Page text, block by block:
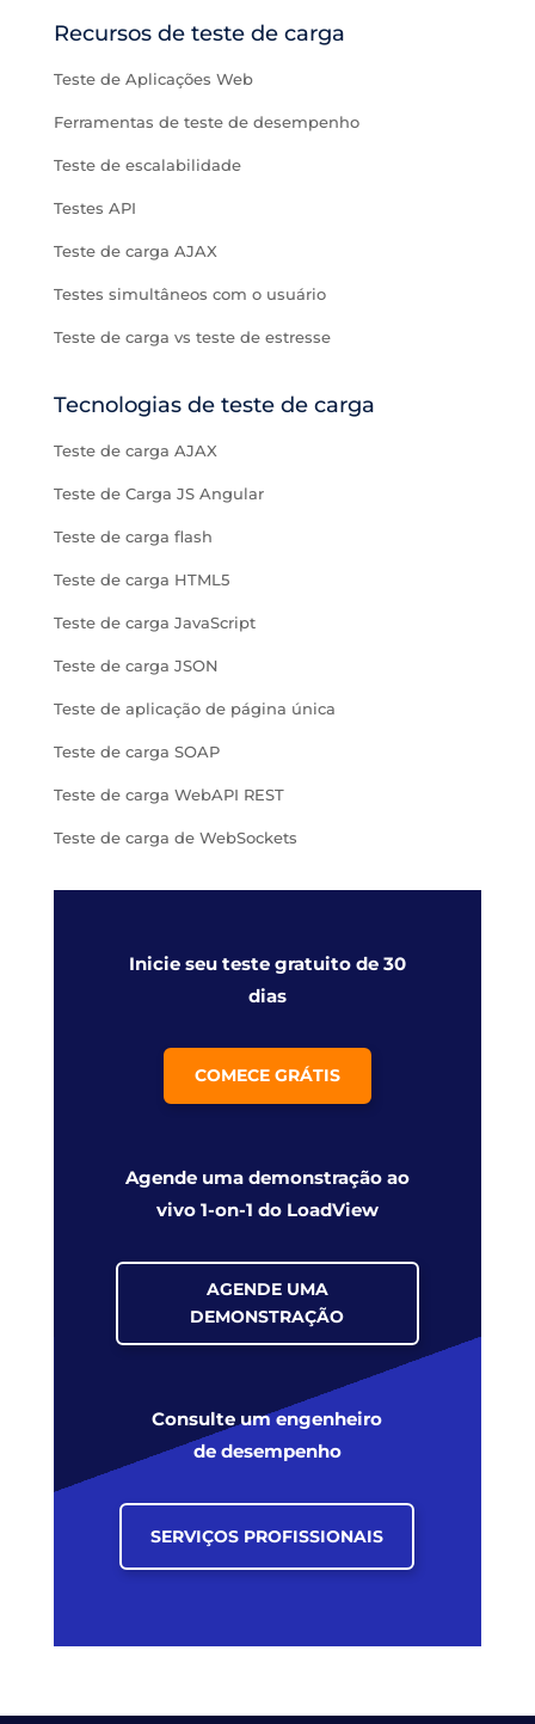
Recursos de teste de carga
Teste de Aplicações Web
Ferramentas de teste de desempenho
Teste de escalabilidade
Testes API
Teste de carga AJAX
Testes simultâneos com o usuário
Teste de carga vs teste de estresse
Tecnologias de teste de carga
Teste de carga AJAX
Teste de Carga JS Angular
Teste de carga flash
Teste de carga HTML5
Teste de carga JavaScript
Teste de carga JSON
Teste de aplicação de página única
Teste de carga SOAP
Teste de carga WebAPI REST
Teste de carga de WebSockets
Inicie seu teste gratuito de 30
dias
COMECE GRÁTIS
Agende uma demonstração ao
vivo 1-on-1 do LoadView
AGENDE UMA
DEMONSTRAÇÃO
Consulte um engenheiro
de desempenho
SERVIÇOS PROFISSIONAIS